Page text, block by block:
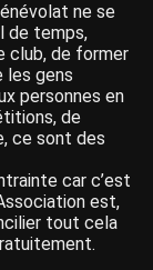
ne se
de temps,
club, de former
les gens
personnes en
de
ce sont des
car c’est
est,
tout cela